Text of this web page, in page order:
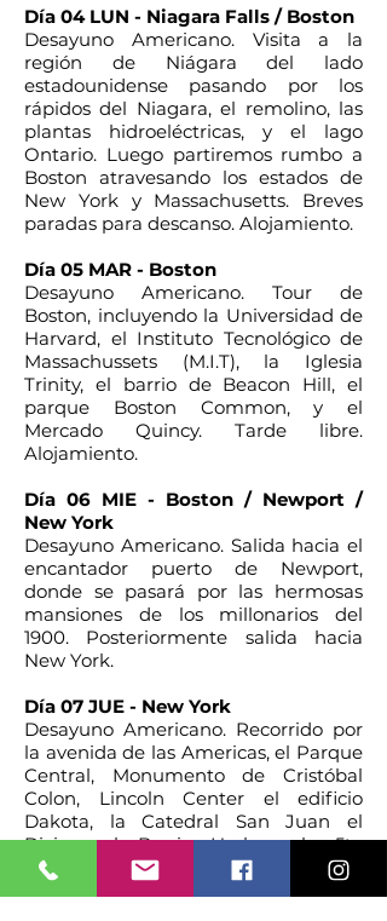
Día 04 LUN - Niagara Falls / Boston
Desayuno Americano. Visita a la
región de Niágara del lado
estadounidense pasando por los
rápidos del Niagara, el remolino, las
plantas hidroeléctricas, y el lago
Ontario. Luego partiremos rumbo a
Boston atravesando los estados de
New York y Massachusetts. Breves
paradas para descanso. Alojamiento.
Día 05 MAR - Boston
Desayuno Americano. Tour de
Boston, incluyendo la Universidad de
Harvard, el Instituto Tecnológico de
Massachussets (M.I.T), la Iglesia
Trinity, el barrio de Beacon Hill, el
parque Boston Common, y el
Mercado Quincy. Tarde libre.
Alojamiento.
Día 06 MIE - Boston / Newport /
New York
Desayuno Americano. Salida hacia el
encantador puerto de Newport,
donde se pasará por las hermosas
mansiones de los millonarios del
1900. Posteriormente salida hacia
New York.
Día 07 JUE - New York
Desayuno Americano. Recorrido por
la avenida de las Americas, el Parque
Central, Monumento de Cristóbal
Colon, Lincoln Center el edificio
Dakota, la Catedral San Juan el
Divino, el Barrio Harlem, la 5ta
Avenida con sus famosos museos (el